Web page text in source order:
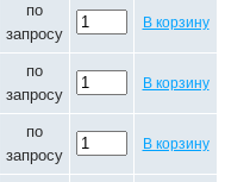
по
запросу
В корзину
по
запросу
В корзину
по
запросу
В корзину